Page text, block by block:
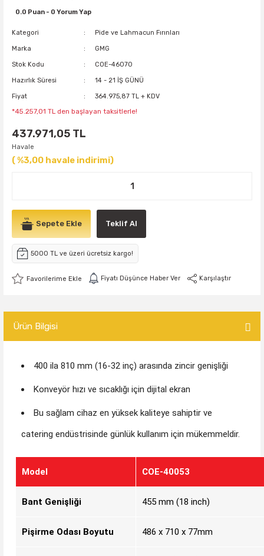
0.0 Puan - 0 Yorum Yap
Kategori Pide ve Lahmacun Fırınları
Marka GMG
Stok Kodu COE-46070
Hazırlık Süresi 14 - 21 İŞ GÜNÜ
Fiyat 364.975,87 TL + KDV
*45.257,01 TL den başlayan taksitlerle!
437.971,05 TL
Havale
( %3,00 havale indirimi)
Sepete Ekle Teklif Al
5000 TL ve üzeri ücretsiz kargo!
Fiyatı Düşünce Haber Ver Karşılaştır
Ürün Bilgisi
400 ila 810 mm (16-32 inç) arasında zincir genişliği
Konveyör hızı ve sıcaklığı için dijital ekran
Bu sağlam cihaz en yüksek kaliteye sahiptir ve
catering endüstrisinde günlük kullanım için mükemmeldir.
Model COE-40053
Bant Genişliği 455 mm (18 inch)
Pişirme Odası Boyutu 486 x 710 x 77mm